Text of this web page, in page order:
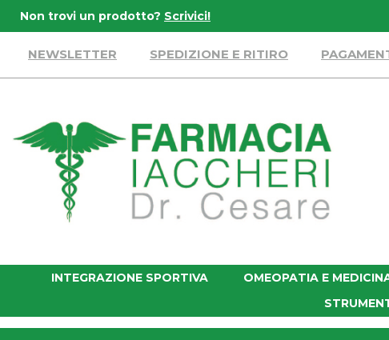
principale
Non trovi un prodotto? Scrivici!
NEWSLETTER SPEDIZIONE E RITIRO
Farmacia
Iaccheri
INTEGRAZIONE SPORTIVA OMEOPATIA E